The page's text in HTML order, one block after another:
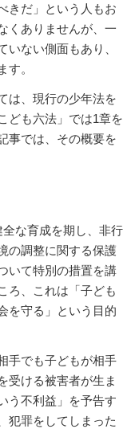
きだ」という人もお
くありませんが、一
ない側面もあり、
す。
は、現行の少年法を
ども六法」では1章を
事では、その概要を
な育成を期し、非行
の調整に関する保護
いて特別の措置を講
ろ、これは「子ども
を守る」という目的
手でも子どもが相手
受ける被害者が生ま
う不利益」を予告す
犯罪をしてしまった